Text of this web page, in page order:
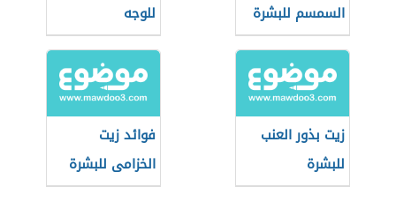
السمسم للبشرة
الدهنية
للوجه
زيت بذور العنب
للبشرة
فوائد زيت
الخزامى للبشرة